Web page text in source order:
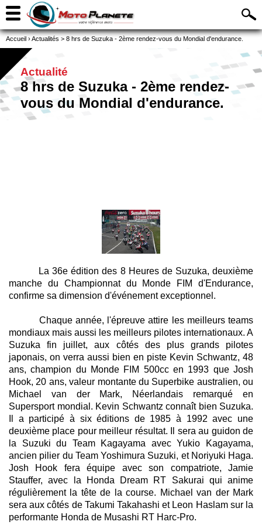
Accueil ›Actualités > 8 hrs de Suzuka - 2ème rendez-vous du Mondial d'endurance.
Actualité
8 hrs de Suzuka - 2ème rendez-
vous du Mondial d'endurance.
La 36e édition des 8 Heures de Suzuka, deuxième
manche du Championnat du Monde FIM d'Endurance,
confirme sa dimension d'événement exceptionnel.
Chaque année, l'épreuve attire les meilleurs teams
mondiaux mais aussi les meilleurs pilotes internationaux. A
Suzuka fin juillet, aux côtés des plus grands pilotes
japonais, on verra aussi bien en piste Kevin Schwantz, 48
ans, champion du Monde FIM 500cc en 1993 que Josh
Hook, 20 ans, valeur montante du Superbike australien, ou
Michael van der Mark, Néerlandais remarqué en
Supersport mondial. Kevin Schwantz connaît bien Suzuka.
Il a participé à six éditions de 1985 à 1992 avec une
deuxième place pour meilleur résultat. Il sera au guidon de
la Suzuki du Team Kagayama avec Yukio Kagayama,
ancien pilier du Team Yoshimura Suzuki, et Noriyuki Haga.
Josh Hook fera équipe avec son compatriote, Jamie
Stauffer, avec la Honda Dream RT Sakurai qui anime
régulièrement la tête de la course. Michael van der Mark
sera aux côtés de Takumi Takahashi et Leon Haslam sur la
performante Honda de Musashi RT Harc-Pro.